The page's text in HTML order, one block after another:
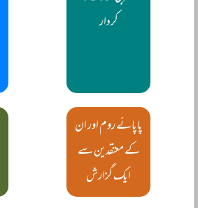
کردار
پاپائے روم اور ان
کے معتقدین سے
ایک گزارش